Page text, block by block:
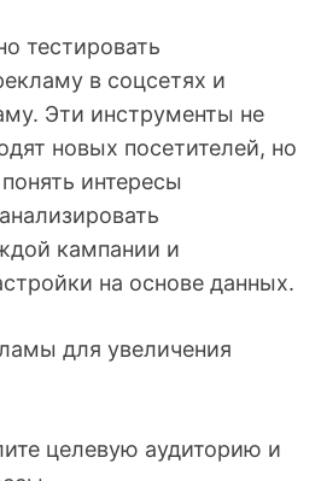
тестировать
в соцсетях и
Эти инструменты не
новых посетителей, но
интересы
кампании и
на основе данных.
для увеличения
целевую аудиторию и